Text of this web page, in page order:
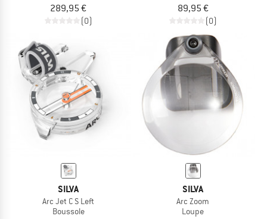
289,95 €
(0)
89,95 €
(0)
SILVA
Arc Jet C S Left
Boussole
SILVA
Arc Zoom
Loupe